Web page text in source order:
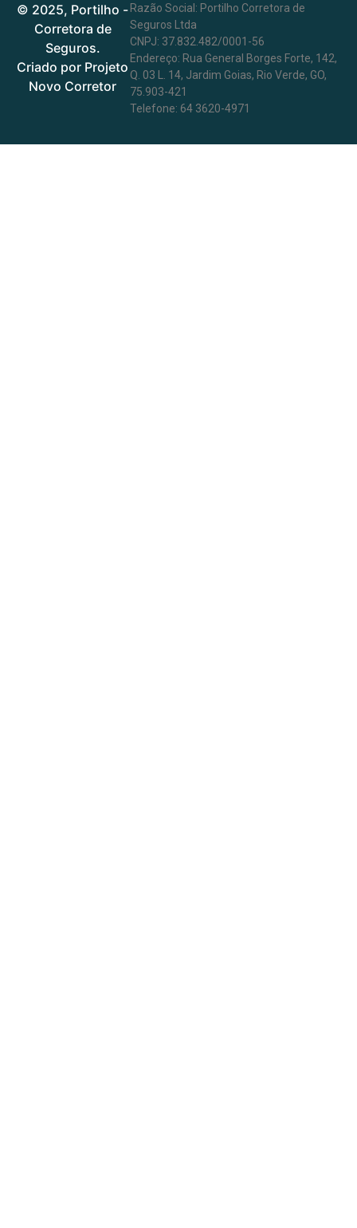
© 2025, Portilho -
Corretora de
Seguros.
Criado por Projeto
Novo Corretor
Razão Social: Portilho Corretora de
Seguros Ltda
CNPJ: 37.832.482/0001-56
Endereço: Rua General Borges Forte, 142,
Q. 03 L. 14, Jardim Goias, Rio Verde, GO,
75.903-421
Telefone: 64 3620-4971